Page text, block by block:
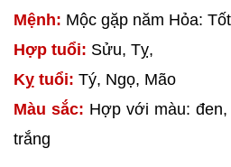
Mệnh: Mộc gặp năm Hỏa: Tốt
Hợp tuổi: Sửu, Tỵ,
Kỵ tuổi: Tý, Ngọ, Mão
Màu sắc: Hợp với màu:
trắng